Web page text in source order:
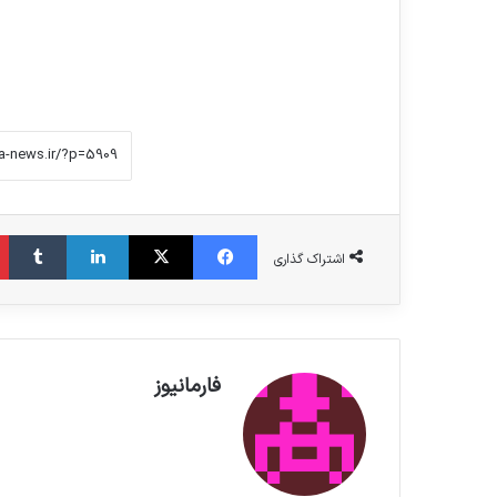
اشتراک گذاری
فیس بوک X لینکدین ‫تامبلر
فارمانیوز